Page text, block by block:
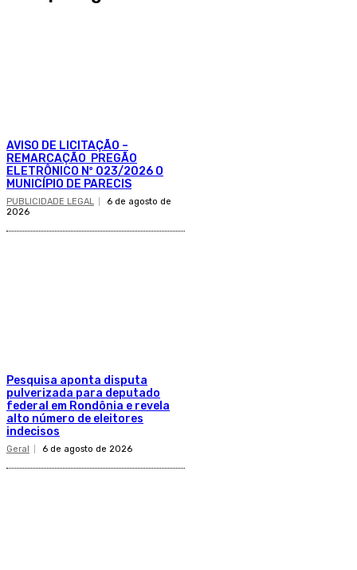
AVISO DE LICITAÇÃO –
REMARCAÇÃO PREGÃO
ELETRÔNICO Nº 023/2026 O
MUNICÍPIO DE PARECIS
PUBLICIDADE LEGAL
6 de agosto de
2026
Pesquisa aponta disputa
pulverizada para deputado
federal em Rondônia e revela
alto número de eleitores
indecisos
Geral 6 de agosto de 2026